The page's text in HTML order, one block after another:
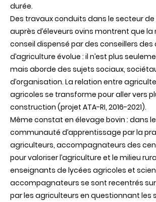
durée.
Des travaux conduits dans le secteur
auprès d’éleveurs ovins montrent que la
conseil dispensé par des conseillers
d’agriculture évolue : il n’est plus
mais aborde des sujets sociaux,
d’organisation. La relation entre
agricoles se transforme pour aller vers
construction (projet ATA-RI, 2016-2021).
Même constat en élevage bovin : dans
communauté d’apprentissage par la
agriculteurs, accompagnateurs des
pour valoriser l’agriculture et le milieu
enseignants de lycées agricoles et
accompagnateurs se sont recentrés sur
par les agriculteurs en questionnant les